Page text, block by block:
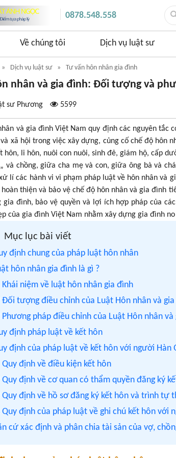
0878.548.558
Về chúng tôi Dịch vụ luật sư
Dịch vụ luật sư Tư vấn hôn nhân gia đình
nhân và gia đình: Đối tượng và
sư Phương 5599
và gia đình Việt Nam quy định các nguyên tắc
xã hội trong việc xây dựng, củng cố chế độ hôn
hôn, li hôn, nuôi con nuôi, sinh đẻ, giám hộ, cấp
và chồng, giữa cha mẹ và con, giữa ông bà và
lí các hành vi vi phạm pháp luật về hôn nhân và
thiện và bảo vệ chế độ hôn nhân và gia đình
gia đình, bảo vệ quyền và lợi ích hợp pháp của
của gia đình Việt Nam nhằm xây dựng gia đình
Mục lục bài viết
định chung của pháp luật hôn nhân
hôn nhân gia đình là gì ?
Khái niệm về luật hôn nhân gia đình
Đối tượng điều chỉnh của Luật Hôn nhân và
Phương pháp điều chỉnh của Luật Hôn nhân và
định pháp luật về kết hôn
định của pháp luật về kết hôn với người Hàn
Quy định về điều kiện kết hôn
Quy định về cơ quan có thẩm quyền đăng ký
Quy định về hồ sơ đăng ký kết hôn và trình tự
Quy định của pháp luật về ghi chú kết hôn với
cứ xác định và phân chia tài sản của vợ,